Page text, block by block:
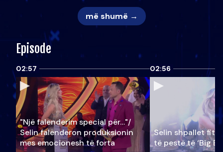
më shumë →
Episode
02:57
"Një falenderim special për…"/
Selin falënderon produksionin
mes emocionesh të forta
02:56
Selin shpallet
të pestë të ‘Big